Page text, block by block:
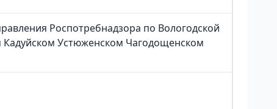
Роспотребнадзора по Вологодской
Устюженском Чагодощенском